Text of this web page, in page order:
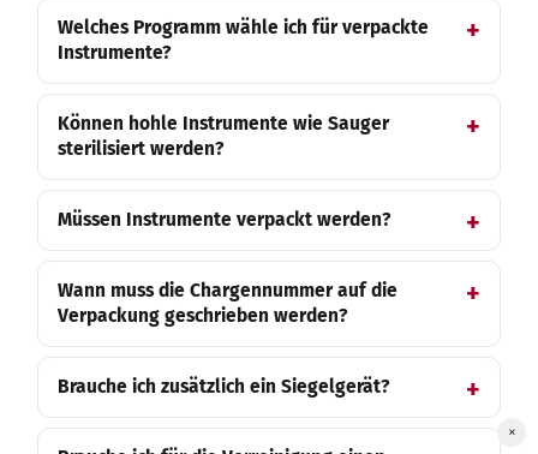
Welches Programm wähle ich für verpackte
Instrumente?
Können hohle Instrumente wie Sauger
sterilisiert werden?
Müssen Instrumente verpackt werden?
Wann muss die Chargennummer auf die
Verpackung geschrieben werden?
Brauche ich zusätzlich ein Siegelgerät?
×